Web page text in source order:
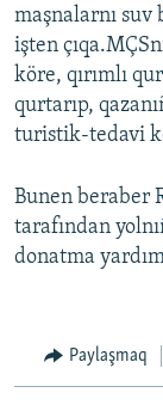
maşnalarnı suv
işten
köre, qırımlı
qurtarıp,
turistik-tedavi
Bunen beraber
tarafından
donatma
Paylaşmaq